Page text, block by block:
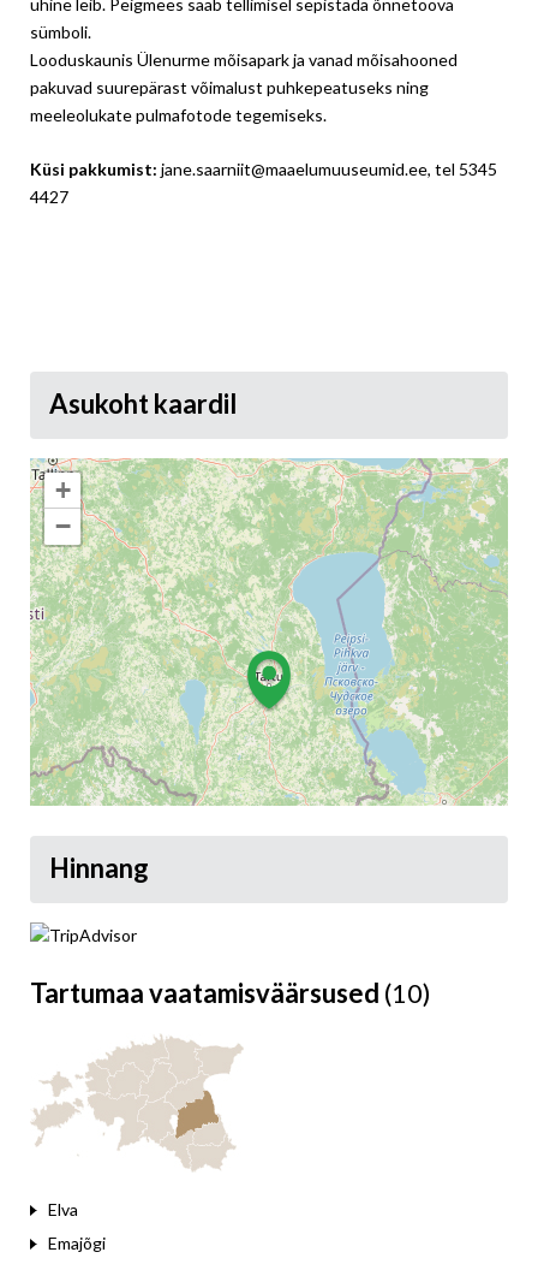
sümboli.
Looduskaunis Ülenurme mõisapark ja vanad mõisahooned
pakuvad suurepärast võimalust puhkepeatuseks ning
meeleolukate pulmafotode tegemiseks.
Küsi pakkumist: jane.saarniit@maaelumuuseumid.ee, tel 5345
4427
Asukoht kaardil
+
−
Hinnang
Tartumaa vaatamisväärsused (10)
Elva
Emajõgi